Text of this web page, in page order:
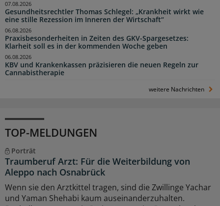
Gesundheitsrechtler Thomas Schlegel: „Krankheit wirkt wie
eine stille Rezession im Inneren der Wirtschaft“
07.08.2026
Praxisbesonderheiten in Zeiten des GKV-Spargesetzes:
Klarheit soll es in der kommenden Woche geben
06.08.2026
KBV und Krankenkassen präzisieren die neuen Regeln zur
Cannabistherapie
06.08.2026
weitere Nachrichten
TOP-MELDUNGEN
Porträt
Traumberuf Arzt: Für die Weiterbildung von
Aleppo nach Osnabrück
Wenn sie den Arztkittel tragen, sind die Zwillinge Yachar
und Yaman Shehabi kaum auseinanderzuhalten.